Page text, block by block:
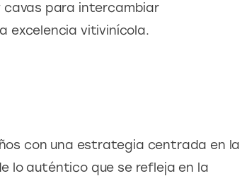
cavas para intercambiar
excelencia vitivinícola.
con una estrategia centrada en la
lo auténtico que se refleja en la